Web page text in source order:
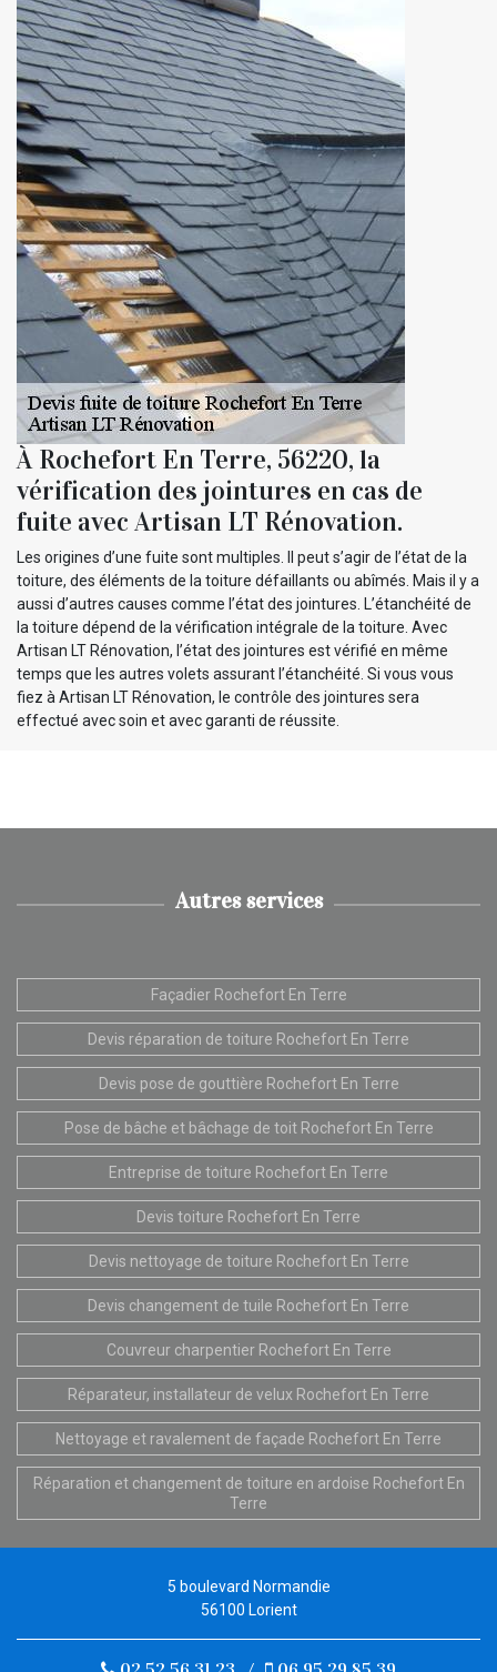
À Rochefort En Terre, 56220, la
vérification des jointures en cas de
fuite avec Artisan LT Rénovation.
Les origines d’une fuite sont multiples. Il peut s’agir de l’état de la
toiture, des éléments de la toiture défaillants ou abîmés. Mais il y a
aussi d’autres causes comme l’état des jointures. L’étanchéité de
la toiture dépend de la vérification intégrale de la toiture. Avec
Artisan LT Rénovation, l’état des jointures est vérifié en même
temps que les autres volets assurant l’étanchéité. Si vous vous
fiez à Artisan LT Rénovation, le contrôle des jointures sera
effectué avec soin et avec garanti de réussite.
Autres services
Façadier Rochefort En Terre
Devis réparation de toiture Rochefort En Terre
Devis pose de gouttière Rochefort En Terre
Pose de bâche et bâchage de toit Rochefort En Terre
Entreprise de toiture Rochefort En Terre
Devis toiture Rochefort En Terre
Devis nettoyage de toiture Rochefort En Terre
Devis changement de tuile Rochefort En Terre
Couvreur charpentier Rochefort En Terre
Réparateur, installateur de velux Rochefort En Terre
Nettoyage et ravalement de façade Rochefort En Terre
Réparation et changement de toiture en ardoise Rochefort En
Terre
5 boulevard Normandie
56100 Lorient